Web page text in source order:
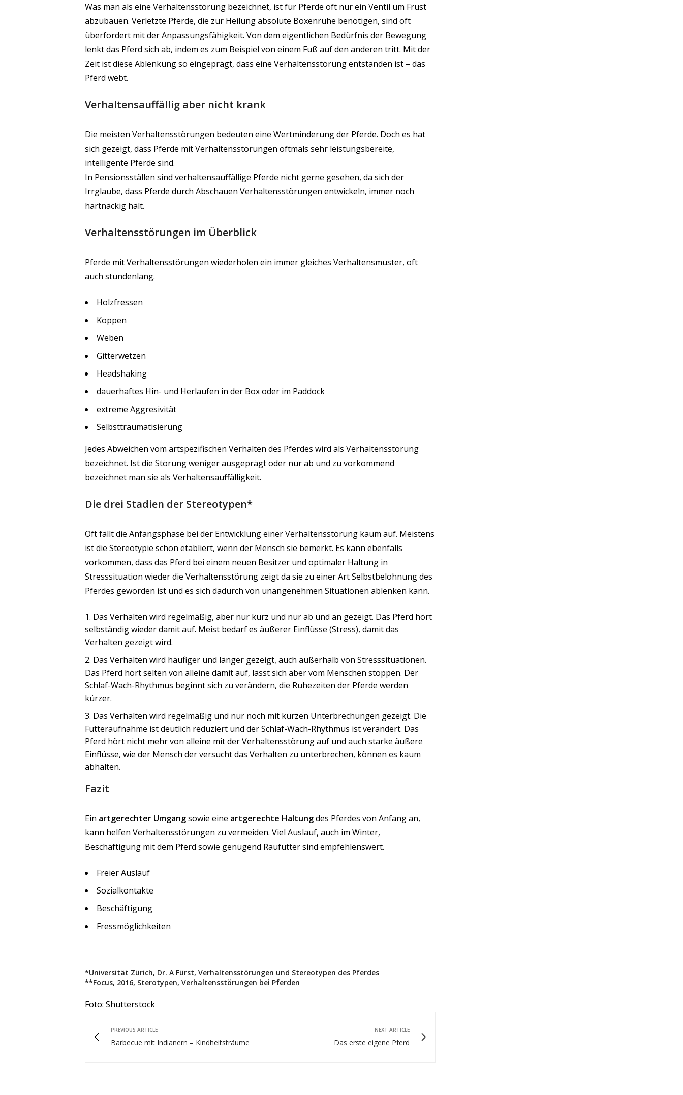
Was man als eine Verhaltensstörung bezeichnet, ist für Pferde oft nur ein Ventil um Frust
abzubauen. Verletzte Pferde, die zur Heilung absolute Boxenruhe benötigen, sind oft
überfordert mit der Anpassungsfähigkeit. Von dem eigentlichen Bedürfnis der Bewegung
lenkt das Pferd sich ab, indem es zum Beispiel von einem Fuß auf den anderen tritt. Mit der
Zeit ist diese Ablenkung so eingeprägt, dass eine Verhaltensstörung entstanden ist – das
Pferd webt.
Verhaltensauffällig aber nicht krank
Die meisten Verhaltensstörungen bedeuten eine Wertminderung der Pferde. Doch es hat
sich gezeigt, dass Pferde mit Verhaltensstörungen oftmals sehr leistungsbereite,
intelligente Pferde sind.
In Pensionsställen sind verhaltensauffällige Pferde nicht gerne gesehen, da sich der
Irrglaube, dass Pferde durch Abschauen Verhaltensstörungen entwickeln, immer noch
hartnäckig hält.
Verhaltensstörungen im Überblick
Pferde mit Verhaltensstörungen wiederholen ein immer gleiches Verhaltensmuster, oft
auch stundenlang.
Holzfressen
Koppen
Weben
Gitterwetzen
Headshaking
dauerhaftes Hin- und Herlaufen in der Box oder im Paddock
extreme Aggresivität
Selbsttraumatisierung
Jedes Abweichen vom artspezifischen Verhalten des Pferdes wird als Verhaltensstörung
bezeichnet. Ist die Störung weniger ausgeprägt oder nur ab und zu vorkommend
bezeichnet man sie als Verhaltensauffälligkeit.
Die drei Stadien der Stereotypen*
Oft fällt die Anfangsphase bei der Entwicklung einer Verhaltensstörung kaum auf. Meistens
ist die Stereotypie schon etabliert, wenn der Mensch sie bemerkt. Es kann ebenfalls
vorkommen, dass das Pferd bei einem neuen Besitzer und optimaler Haltung in
Stresssituation wieder die Verhaltensstörung zeigt da sie zu einer Art Selbstbelohnung des
Pferdes geworden ist und es sich dadurch von unangenehmen Situationen ablenken kann.
Das Verhalten wird regelmäßig, aber nur kurz und nur ab und an gezeigt. Das Pferd hört
selbständig wieder damit auf. Meist bedarf es äußerer Einflüsse (Stress), damit das
Verhalten gezeigt wird.
Das Verhalten wird häufiger und länger gezeigt, auch außerhalb von Stresssituationen.
Das Pferd hört selten von alleine damit auf, lässt sich aber vom Menschen stoppen. Der
Schlaf-Wach-Rhythmus beginnt sich zu verändern, die Ruhezeiten der Pferde werden
kürzer.
Das Verhalten wird regelmäßig und nur noch mit kurzen Unterbrechungen gezeigt. Die
Futteraufnahme ist deutlich reduziert und der Schlaf-Wach-Rhythmus ist verändert. Das
Pferd hört nicht mehr von alleine mit der Verhaltensstörung auf und auch starke äußere
Einflüsse, wie der Mensch der versucht das Verhalten zu unterbrechen, können es kaum
abhalten.
Fazit
Ein artgerechter Umgangsowie eine artgerechte Haltungdes Pferdes von Anfang an,
kann helfen Verhaltensstörungen zu vermeiden. Viel Auslauf, auch im Winter,
Beschäftigung mit dem Pferd sowie genügend Raufutter sind empfehlenswert.
Freier Auslauf
Sozialkontakte
Beschäftigung
Fressmöglichkeiten
*Universität Zürich, Dr. A Fürst, Verhaltensstörungen und Stereotypen des Pferdes
**Focus, 2016, Sterotypen, Verhaltensstörungen bei Pferden
Foto: Shutterstock
PREVIOUS ARTICLE
Barbecue mit Indianern – Kindheitsträume
NEXT ARTICLE
Das erste eigene Pferd